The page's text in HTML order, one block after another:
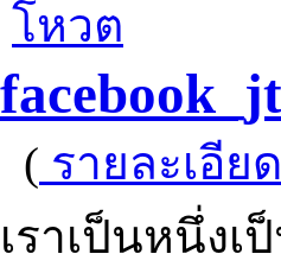
โหวต
( รายละเอีย
เราเป็นหนึ่งเ